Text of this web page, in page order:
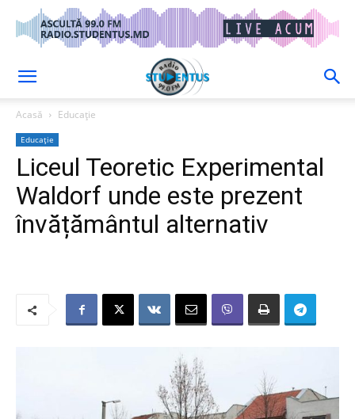
Acasă Educație
Educație
Liceul Teoretic Experimental
Waldorf unde este prezent
învățământul alternativ